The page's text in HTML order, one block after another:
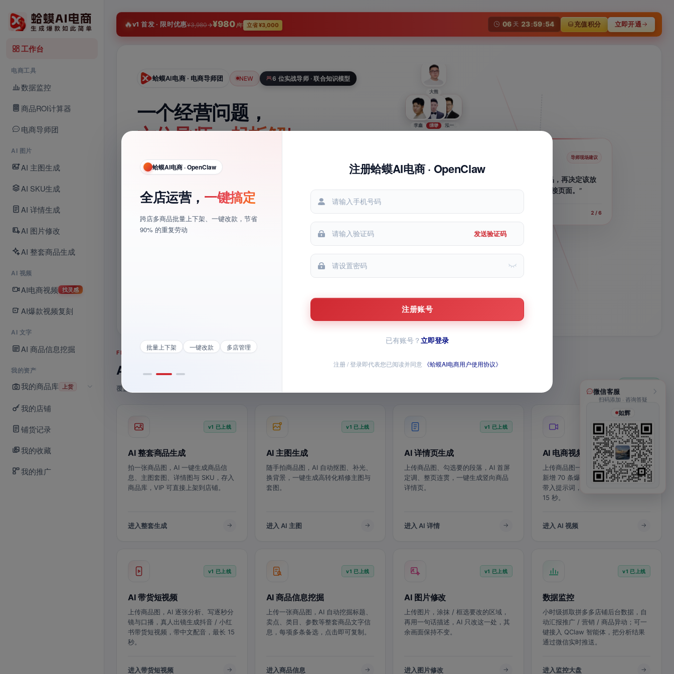
工作台
电商工具
数据监控
商品ROI计算器
电商导师团
AI 图片
AI 主图生成
AI SKU生成
AI 详情生成
AI 图片修改
AI 整套商品生成
AI 视频
AI电商视频 找灵感
AI爆款视频复刻
AI 文字
AI 商品信息挖掘
我的资产
我的商品库 上货
我的店铺
铺货记录
我的收藏
我的推广
🔥v1 首发 · 限时优惠¥3,980→¥980/年 立省 ¥3,000 06 天 23 :59 :53 充值积分 立即开通
· 电商视频
蛤蟆AI电商 · 电商导师团 NEW 6 位实战导师 · 联合知识模型
一个经营问题，
六位导师一起拆解
给你下一步怎么做。
再把建议拆成可以马上执行的步骤。支持上传数据截图和商品图。
立即向导师团提问
文 1
每次提问
二师兄
泓一
缥缈
妖王
李鑫
大熊
导师现场建议
“看数据不要只看营业额，先确认点击够
不够，再追到转化具体卡在哪一步。”
正在联合六位导师经验 3 / 6
FEATURE MATRIX · v1 模块路线图
AI 主图 / 详情页 / 视频已上线，AI 全家桶持续上新
覆盖商品生成、图片与视频创作、导师问答、经营数据和店铺批量操作，全部模块均已开放
v1 已上线
AI 整套商品生成
拍一张商品图，AI 一键生成商品信
息、主图套图、详情图与 SKU，存入
商品库，VIP 可直接上架到店铺。
进入整套生成
v1 已上线
AI 主图生成
随手拍商品图，AI 自动抠图、补光、
换背景，一键生成高转化精修主图与
套图。
进入 AI 主图
v1 已上线
AI 详情页生成
上传商品图、勾选要的段落，AI 首屏
定调、整页连贯，一键生成竖向商品
详情页。
进入 AI 详情
灵感库上线
AI 电商视频生成
上传商品图一键生成带声电商视频；
新增 70 条爆款灵感模板，看中直接
带入提示词，适配多平台比例，最长
15 秒。
进入 AI 视频
v1 已上线
AI 带货短视频
上传商品图，AI 逐张分析、写逐秒分
镜与口播，真人出镜生成抖音 / 小红
书带货短视频，带中文配音，最长 15
秒。
进入带货短视频
v1 已上线
AI 商品信息挖掘
上传一张商品图，AI 自动挖掘标题、
卖点、类目、参数等整套商品文字信
息，每项多条备选，点击即可复制。
进入商品信息
v1 已上线
AI 图片修改
上传图片，涂抹 / 框选要改的区域，
再用一句话描述，AI 只改这一处，其
余画面保持不变。
进入图片修改
v1 已上线
数据监控
小时级抓取拼多多店铺后台数据，自
动汇报推广 / 营销 / 商品异动；可一
键接入 QClaw 智能体，把分析结果
通过微信实时推送。
进入监控大盘
微信客服
扫码添加 · 咨询答疑
如辉
AI电商 · OpenClaw
照片，生成全套
情页、SKU 资料一次完成，上新
10 倍
详情页 爆款标题
蛤蟆AI电商 · OpenClaw
全店运营， 一键搞定
跨店多商品批量上下架、一键改款，节省
90% 的重复劳动
批量上下架 一键改款 多店管理
蛤蟆AI电商 · OpenClaw
数据自动归档，
一目了然
小时级抓取商家后台报表，自动写入历
史，异动预警随时响应
历史归档
注册蛤蟆AI电商 · OpenClaw
发送验证码
注册账号
已有账号？ 立即登录
注册 / 登录即代表您已阅读并同意 《蛤蟆AI电商用户使用协议》